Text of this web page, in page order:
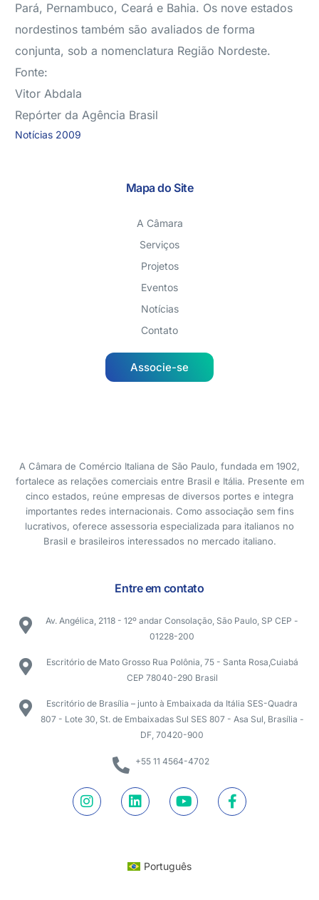
Pará, Pernambuco, Ceará e Bahia. Os nove estados
nordestinos também são avaliados de forma
conjunta, sob a nomenclatura Região Nordeste.
Fonte:
Vitor Abdala
Repórter da Agência Brasil
Notícias 2009
Mapa do Site
A Câmara
Serviços
Projetos
Eventos
Notícias
Contato
Associe-se
A Câmara de Comércio Italiana de São Paulo, fundada em 1902,
fortalece as relações comerciais entre Brasil e Itália. Presente em
cinco estados, reúne empresas de diversos portes e integra
importantes redes internacionais. Como associação sem fins
lucrativos, oferece assessoria especializada para italianos no
Brasil e brasileiros interessados no mercado italiano.
Entre em contato
Av. Angélica, 2118 - 12º andar Consolação, São Paulo, SP CEP -
01228-200
Escritório de Mato Grosso Rua Polônia, 75 - Santa Rosa,Cuiabá
CEP 78040-290 Brasil
Escritório de Brasília – junto à Embaixada da Itália SES-Quadra
807 - Lote 30, St. de Embaixadas Sul SES 807 - Asa Sul, Brasília -
DF, 70420-900
+55 11 4564-4702
Português